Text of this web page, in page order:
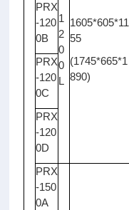
1
2
0
0
L
1605*605*11
55
(1745*665*1
890)
PRX
-120
0B
PRX
-120
0C
PRX
-120
0D
PRX
-150
0A